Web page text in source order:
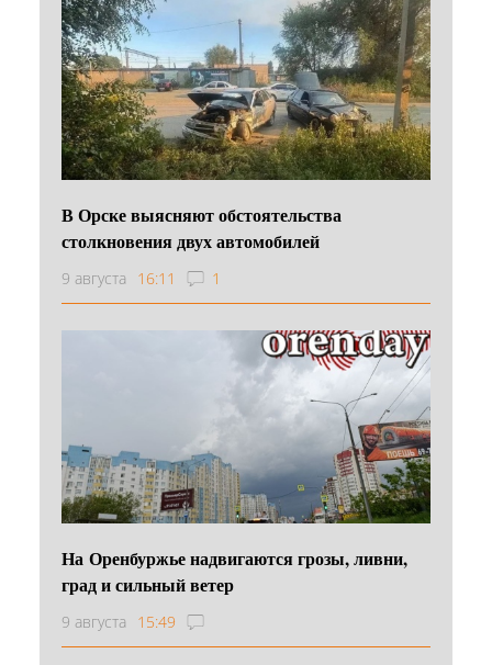
В Орске выясняют обстоятельства
столкновения двух автомобилей
9 августа 16:11 1
На Оренбуржье надвигаются грозы, ливни,
град и сильный ветер
9 августа 15:49